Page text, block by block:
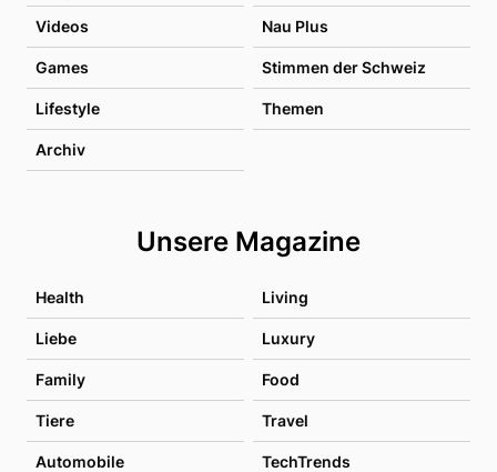
Videos Nau Plus
Games Stimmen der Schweiz
Lifestyle Themen
Archiv
Unsere Magazine
Health Living
Liebe Luxury
Family Food
Tiere Travel
Automobile TechTrends